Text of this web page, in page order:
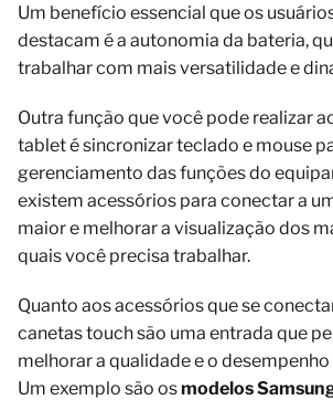
Um benefício essencial que os
destacam é a autonomia da bateria,
trabalhar com mais versatilidade e
Outra função que você pode realizar
tablet é sincronizar teclado e mouse
gerenciamento das funções do
existem acessórios para conectar a
maior e melhorar a visualização dos
quais você precisa trabalhar.
Quanto aos acessórios que se
canetas touch são uma entrada que
melhorar a qualidade e o
Um exemplo são osmodelos